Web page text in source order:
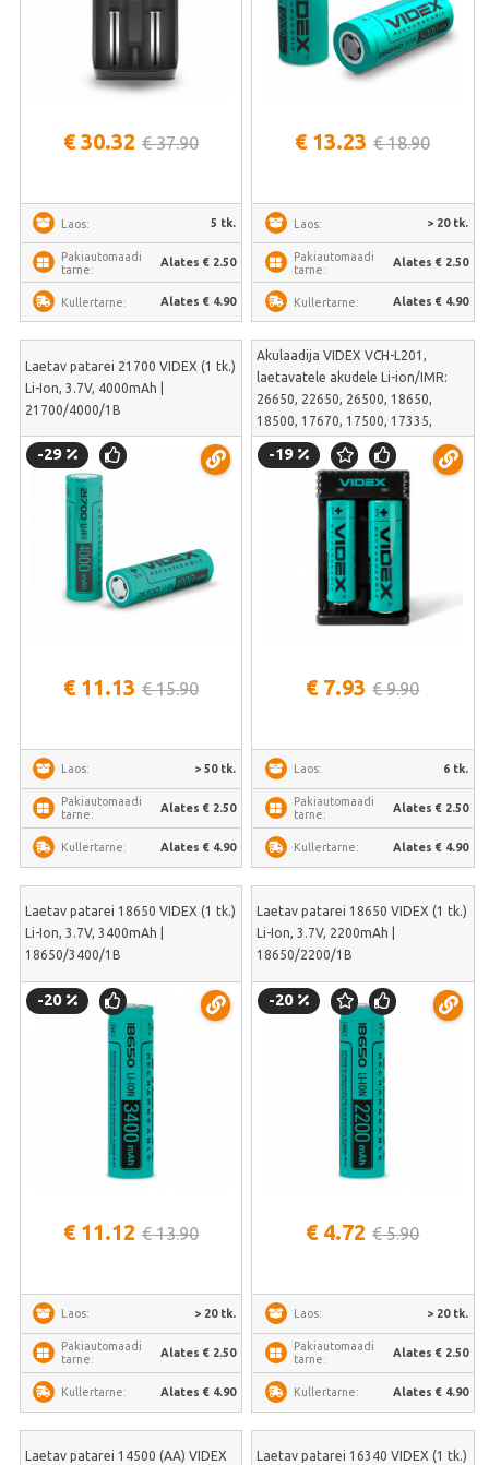
€ 30.32 € 37.90
Laos: 5 tk.
Pakiautomaadi
tarne:
Alates € 2.50
Kullertarne: Alates € 4.90
€ 13.23 € 18.90
Laos: > 20 tk.
Pakiautomaadi
tarne:
Alates € 2.50
Kullertarne: Alates € 4.90
Laetav patarei 21700 VIDEX (1 tk.)
Li-Ion, 3.7V, 4000mAh |
21700/4000/1B
-29
€ 11.13 € 15.90
Laos: > 50 tk.
Pakiautomaadi
tarne:
Alates € 2.50
Kullertarne: Alates € 4.90
Akulaadija VIDEX VCH-L201,
laetavatele akudele Li-ion/IMR:
26650, 22650, 26500, 18650,
18500, 17670, 17500, 17335,
16340(123А), 14500, 10440 | VCH-
L201
-19
€ 7.93 € 9.90
Laos: 6 tk.
Pakiautomaadi
tarne:
Alates € 2.50
Kullertarne: Alates € 4.90
Laetav patarei 18650 VIDEX (1 tk.)
Li-Ion, 3.7V, 3400mAh |
18650/3400/1B
-20
€ 11.12 € 13.90
Laos: > 20 tk.
Pakiautomaadi
tarne:
Alates € 2.50
Kullertarne: Alates € 4.90
Laetav patarei 18650 VIDEX (1 tk.)
Li-Ion, 3.7V, 2200mAh |
18650/2200/1B
-20
€ 4.72 € 5.90
Laos: > 20 tk.
Pakiautomaadi
tarne:
Alates € 2.50
Kullertarne: Alates € 4.90
Laetav patarei 14500 (AA) VIDEX
Laetav patarei 16340 VIDEX (1 tk.)